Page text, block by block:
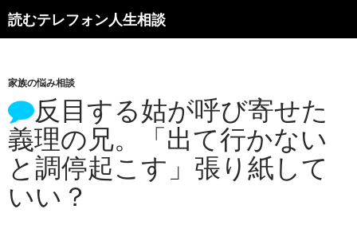
読むテレフォン人生相談
家族の悩み相談
反目する姑が呼び寄せた
義理の兄。「出て行かない
と調停起こす」張り紙して
いい？